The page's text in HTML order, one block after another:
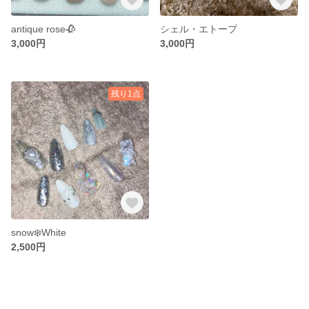
antique rose🥀
3,000円
シェル・エトープ
3,000円
残り1点
snow❄️White
2,500円